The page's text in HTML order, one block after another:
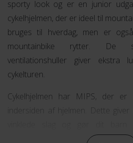
sporty look og er en junior
cykelhjelmen, der er ideel til
bruges til hverdag, men er
mountainbike rytter. De
ventilationshuller giver ekstra
cykelturen.
Cykelhjelmen har MIPS, der
indersiden af hjelmen. Dette
hovedskader. Samtidig dækker